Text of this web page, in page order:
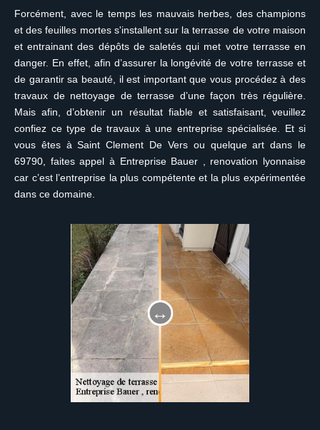
Forcément, avec le temps les mauvais herbes, des champions
et des feuilles mortes s'installent sur la terrasse de votre maison
et entrainant des dépôts de saletés qui met votre terrasse en
danger. En effet, afin d’assurer la longévité de votre terrasse et
de garantir sa beauté, il est important que vous procédez à des
travaux de nettoyage de terrasse d’une façon très régulière.
Mais afin, d’obtenir un résultat fiable et satisfaisant, veuillez
confiez ce type de travaux à une entreprise spécialisée. Et si
vous êtes à Saint Clement De Vers ou quelque art dans le
69790, faites appel à Entreprise Bauer , renovation lyonnaise
car c’est l’entreprise la plus compétente et la plus expérimentée
dans ce domaine.